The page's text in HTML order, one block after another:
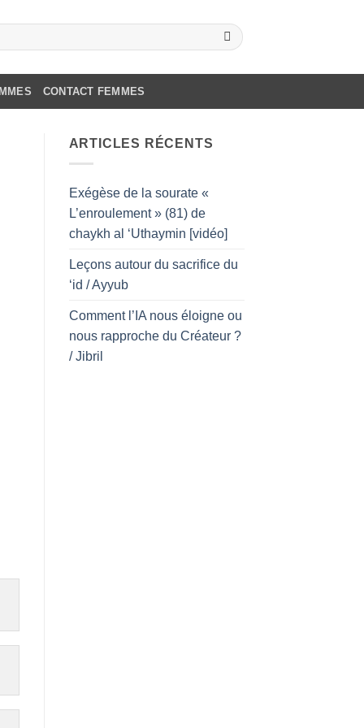
CONTACT FEMMES
ARTICLES RÉCENTS
Exégèse de la sourate «
L’enroulement » (81) de
chaykh al ‘Uthaymin [vidéo]
Leçons autour du sacrifice du
‘id / Ayyub
Comment l’IA nous éloigne ou
nous rapproche du Créateur ?
/ Jibril